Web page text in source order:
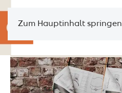
Zum Hauptinhalt springen